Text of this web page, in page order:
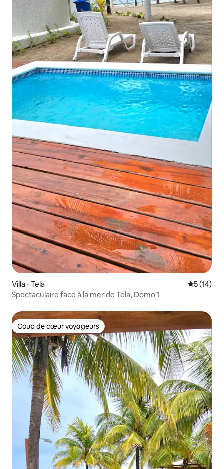
Villa ⋅ Tela
5 (14)
Spectaculaire face à la mer de Tela, Domo 1
Coup de cœur voyageurs
Coup de cœur voyageurs